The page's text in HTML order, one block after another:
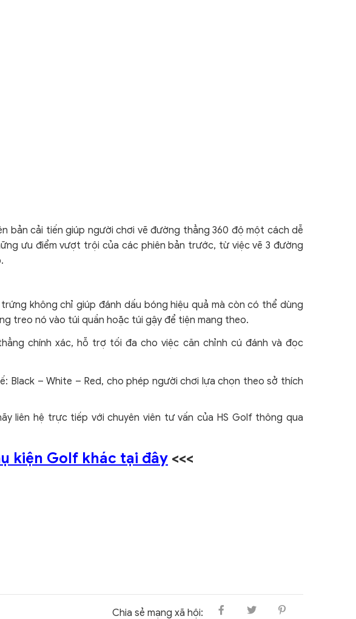
bản cải tiến giúp người chơi vẽ đường thẳng 360 độ một cách dễ
ưu điểm vượt trội của các phiên bản trước, từ việc vẽ 3 đường
trứng không chỉ giúp đánh dấu bóng hiệu quả mà còn có thể dùng
treo nó vào túi quần hoặc túi gậy để tiện mang theo.
chính xác, hỗ trợ tối đa cho việc căn chỉnh cú đánh và đọc
Black – White – Red, cho phép người chơi lựa chọn theo sở thích
liên hệ trực tiếp với chuyên viên tư vấn của HS Golf thông qua
kiện Golf khác tại đây <<<
Chia sẻ mạng xã hội: